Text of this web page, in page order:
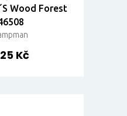
Wood Forest
Kč